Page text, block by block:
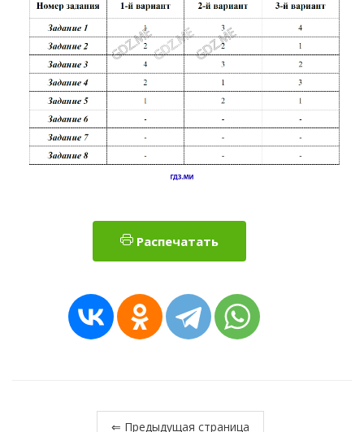
Распечатать
⇐ Предыдущая страница